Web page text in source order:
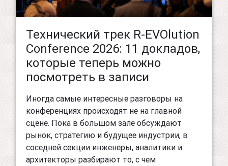
Технический трек R-EVOlution
Conference 2026: 11 докладов,
которые теперь можно
посмотреть в записи
Иногда самые интересные разговоры на
конференциях происходят не на главной
сцене. Пока в большом зале обсуждают
рынок, стратегию и будущее индустрии, в
соседней секции инженеры, аналитики и
архитекторы разбирают то, с чем